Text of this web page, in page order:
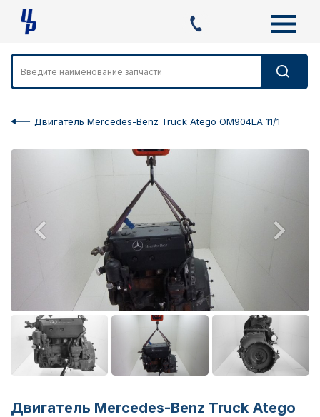
Двигатель Mercedes-Benz Truck Atego OM904LA 11/1
Двигатель Mercedes-Benz Truck Atego